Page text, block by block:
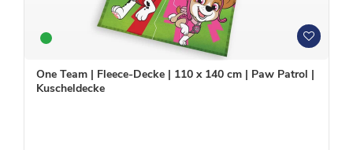
W
n
s
One Team | Fleece-Decke | 110 x 140 cm | Paw Patrol |
Kuscheldecke
W
n
s